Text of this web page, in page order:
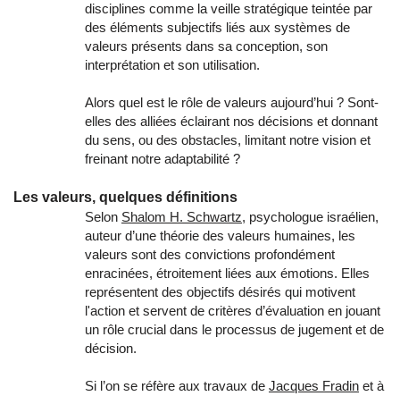
disciplines comme la veille stratégique teintée par
des éléments subjectifs liés aux systèmes de
valeurs présents dans sa conception, son
interprétation et son utilisation.
Alors quel est le rôle de valeurs aujourd’hui ? Sont-
elles des alliées éclairant nos décisions et donnant
du sens, ou des obstacles, limitant notre vision et
freinant notre adaptabilité ?
Les valeurs, quelques définitions
Selon Shalom H. Schwartz, psychologue israélien,
auteur d’une théorie des valeurs humaines, les
valeurs sont des convictions profondément
enracinées, étroitement liées aux émotions. Elles
représentent des objectifs désirés qui motivent
l'action et servent de critères d’évaluation en jouant
un rôle crucial dans le processus de jugement et de
décision.
Si l’on se réfère aux travaux de Jacques Fradin et à